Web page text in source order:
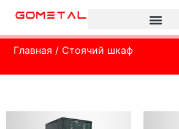
Главная / Стоячий шкаф